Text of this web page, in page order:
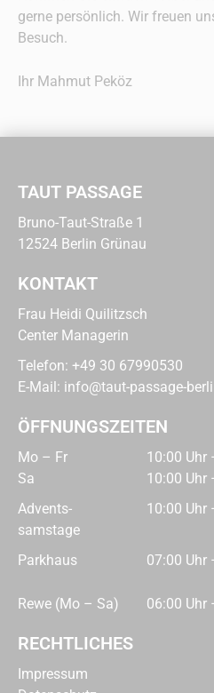
gerne persönlich. Wir freuen
Besuch.
Ihr Mahmut Peköz
TAUT PASSAGE
Bruno-Taut-Straße 1
12524 Berlin Grünau
KONTAKT
Frau Heidi Quilitzsch
Center Managerin
Telefon: +49 30 67990530
E-Mail: info@taut-passage-
ÖFFNUNGSZEITEN
Mo – Fr
10:00 Uhr
Sa
10:00 Uhr
Advents­
samstage
10:00 Uhr
Parkhaus
Rewe (Mo – Sa)
07:00 Uhr
06:00 Uhr
RECHTLICHES
Impressum